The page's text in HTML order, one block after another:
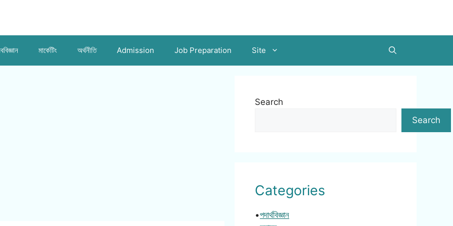
মার্কেটিং অর্থনীতি Admission Job Preparation Site
Search
Search
Categories
•পদার্থবিজ্ঞান